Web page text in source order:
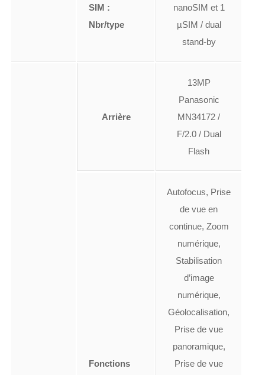
SIM :
Nbr/type
nanoSIM et 1
µSIM / dual
stand-by
Arrière
13MP
Panasonic
MN34172 /
F/2.0 / Dual
Flash
Fonctions
Autofocus, Prise
de vue en
continue, Zoom
numérique,
Stabilisation
d’image
numérique,
Géolocalisation,
Prise de vue
panoramique,
Prise de vue